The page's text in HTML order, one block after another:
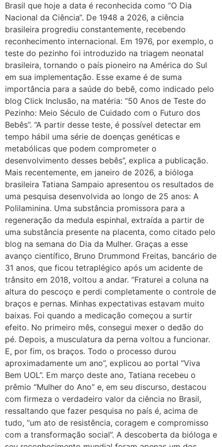
Brasil que hoje a data é reconhecida como “O Dia
Nacional da Ciência“. De 1948 a 2026, a ciência
brasileira progrediu constantemente, recebendo
reconhecimento internacional. Em 1976, por exemplo, o
teste do pezinho foi introduzido na triagem neonatal
brasileira, tornando o país pioneiro na América do Sul
em sua implementação. Esse exame é de suma
importância para a saúde do bebê, como indicado pelo
blog Click Inclusão, na matéria: “50 Anos de Teste do
Pezinho: Meio Século de Cuidado com o Futuro dos
Bebês”. “A partir desse teste, é possível detectar em
tempo hábil uma série de doenças genéticas e
metabólicas que podem comprometer o
desenvolvimento desses bebês”, explica a publicação.
Mais recentemente, em janeiro de 2026, a bióloga
brasileira Tatiana Sampaio apresentou os resultados de
uma pesquisa desenvolvida ao longo de 25 anos: A
Polilaminina. Uma substância promissora para a
regeneração da medula espinhal, extraída a partir de
uma substância presente na placenta, como citado pelo
blog na semana do Dia da Mulher. Graças a esse
avanço científico, Bruno Drummond Freitas, bancário de
31 anos, que ficou tetraplégico após um acidente de
trânsito em 2018, voltou a andar. “Fraturei a coluna na
altura do pescoço e perdi completamente o controle de
braços e pernas. Minhas expectativas estavam muito
baixas. Foi quando a medicação começou a surtir
efeito. No primeiro mês, consegui mexer o dedão do
pé. Depois, a musculatura da perna voltou a funcionar.
E, por fim, os braços. Todo o processo durou
aproximadamente um ano”, explicou ao portal “Viva
Bem UOL”. Em março deste ano, Tatiana recebeu o
prêmio “Mulher do Ano” e, em seu discurso, destacou
com firmeza o verdadeiro valor da ciência no Brasil,
ressaltando que fazer pesquisa no país é, acima de
tudo, “um ato de resistência, coragem e compromisso
com a transformação social”. A descoberta da bióloga e